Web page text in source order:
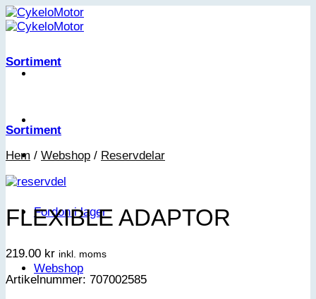
Skip
to
Fordon i lager
Webshop
Sortiment
Sortiment
Hem / Webshop / Reservdelar
FLEXIBLE ADAPTOR
219.00 kr inkl. moms
Artikelnummer: 707002585